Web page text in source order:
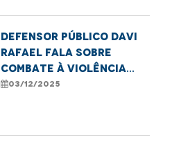
Defensor Público Davi
Rafael fala sobre
combate à violência
contra crianças e
03/12/2025